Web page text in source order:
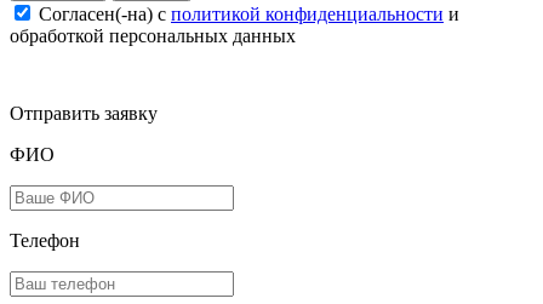
Согласен(-на) c политикой конфиденциальности и
обработкой персональных данных
Отправить заявку
ФИО
Телефон